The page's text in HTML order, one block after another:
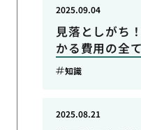
見落としがち
かる費用の全て
2025.09.04
知識
2025.08.21